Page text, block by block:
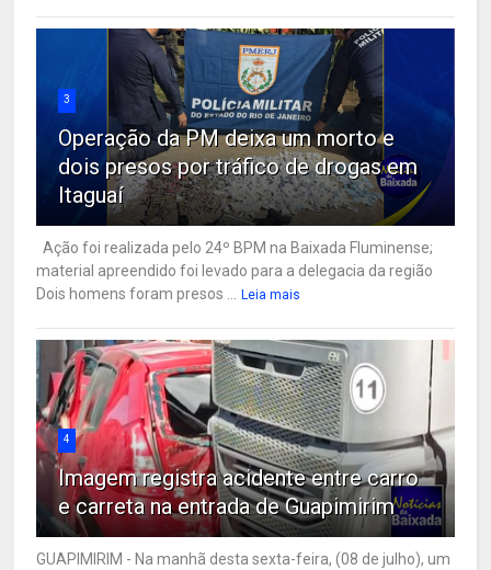
3
Operação da PM deixa um morto e
dois presos por tráfico de drogas em
Itaguaí
Ação foi realizada pelo 24º BPM na Baixada Fluminense;
material apreendido foi levado para a delegacia da região
Dois homens foram presos ... Leia mais
4
Imagem registra acidente entre carro
e carreta na entrada de Guapimirim
GUAPIMIRIM - Na manhã desta sexta-feira, (08 de julho), um